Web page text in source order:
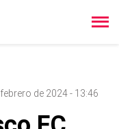
de 2024 - 13:46